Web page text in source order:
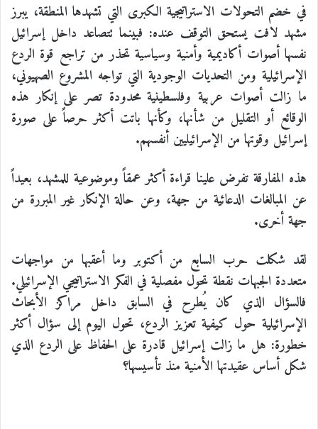
ن
r
ي
س
ت
في خضم التحولات الاستراتيجية الكبرى التي تشهدها المنطقة، يبرز
مشهد لافت يستحق التوقف عنده: فبينما تتصاعد داخل إسرائيل
نفسها أصوات أكاديمية وأمنية وسياسية تحذر من تراجع قوة الردع
الإسرائيلية ومن التحديات الوجودية التي تواجه المشروع الصهيوني،
ما زالت أصوات عربية وفلسطينية محدودة تصر على إنكار هذه
الوقائع أو التقليل من شأنها، وكأنها باتت أكثر حرصاً على صورة
إسرائيل وقوتها من الإسرائيليين أنفسهم.
هذه المفارقة تفرض علينا قراءة أكثر عمقاً وموضوعية للمشهد، بعيداً
عن المبالغات الدعائية من جهة، وعن حالة الإنكار غير المبررة من
جهة أخرى.
لقد شكلت حرب السابع من أكتوبر وما أعقبها من مواجهات
متعددة الجبهات نقطة تحول مفصلية في الفكر الاستراتيجي الإسرائيلي.
فالسؤال الذي كان يُطرح في السابق داخل مراكز الأبحاث
الإسرائيلية حول كيفية تعزيز الردع، تحول اليوم إلى سؤال أكثر
خطورة: هل ما زالت إسرائيل قادرة على الحفاظ على الردع الذي
شكل أساس عقيدتها الأمنية منذ تأسيسها؟